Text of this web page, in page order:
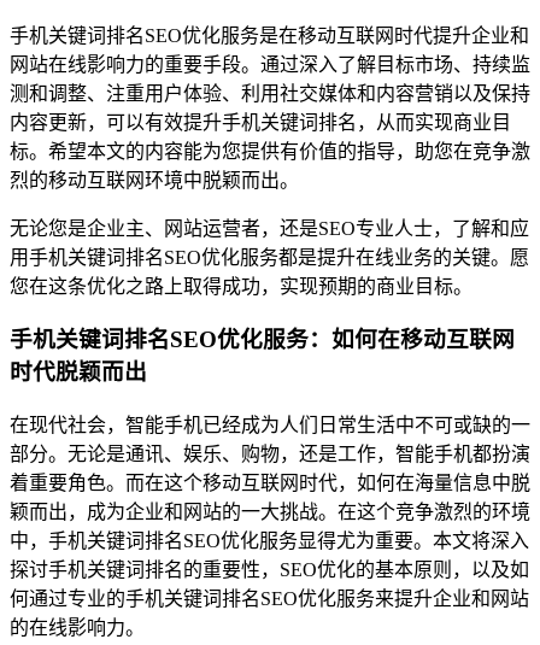
手机关键词排名SEO优化服务是在移动互联网时代提升企业和
网站在线影响力的重要手段。通过深入了解目标市场、持续监
测和调整、注重用户体验、利用社交媒体和内容营销以及保持
内容更新，可以有效提升手机关键词排名，从而实现商业目
标。希望本文的内容能为您提供有价值的指导，助您在竞争激
烈的移动互联网环境中脱颖而出。
无论您是企业主、网站运营者，还是SEO专业人士，了解和应
用手机关键词排名SEO优化服务都是提升在线业务的关键。愿
您在这条优化之路上取得成功，实现预期的商业目标。
手机关键词排名SEO优化服务：如何在移动互联网
时代脱颖而出
在现代社会，智能手机已经成为人们日常生活中不可或缺的一
部分。无论是通讯、娱乐、购物，还是工作，智能手机都扮演
着重要角色。而在这个移动互联网时代，如何在海量信息中脱
颖而出，成为企业和网站的一大挑战。在这个竞争激烈的环境
中，手机关键词排名SEO优化服务显得尤为重要。本文将深入
探讨手机关键词排名的重要性，SEO优化的基本原则，以及如
何通过专业的手机关键词排名SEO优化服务来提升企业和网站
的在线影响力。